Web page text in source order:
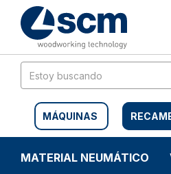
contenido
menú
navegación
MÁQUINAS
MATERIAL NEUMÁTICO